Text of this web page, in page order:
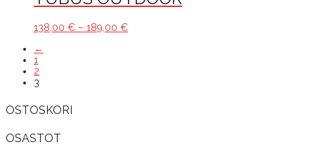
138,00 € – 189,00 €Hintaluokka:
←
1
2
3
OSTOSKORI
OSASTOT